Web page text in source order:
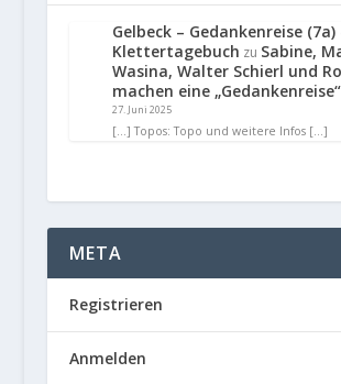
Gelbeck – Gedankenreise (7a)
Klettertagebuch zu Sabine,
Wasina, Walter Schierl und
machen eine „Gedankenreise“
27. Juni 2025
[…] Topos: Topo und weitere Infos […]
META
Registrieren
Anmelden